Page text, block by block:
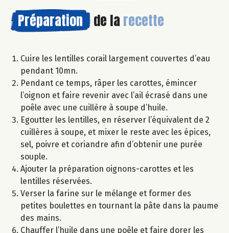
Préparation de la recette
Cuire les lentilles corail largement couvertes d’eau
pendant 10mn.
Pendant ce temps, râper les carottes, émincer
l’oignon et faire revenir avec l’ail écrasé dans une
poêle avec une cuillère à soupe d’huile.
Egoutter les lentilles, en réserver l’équivalent de 2
cuillères à soupe, et mixer le reste avec les épices,
sel, poivre et coriandre afin d’obtenir une purée
souple.
Ajouter la préparation oignons-carottes et les
lentilles réservées.
Verser la farine sur le mélange et former des
petites boulettes en tournant la pâte dans la paume
des mains.
Chauffer l’huile dans une poêle et faire dorer les